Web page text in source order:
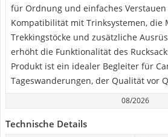
für Ordnung und einfaches
Kompatibilität mit Trinksystemen, die
Trekkingstöcke und zusätzliche
erhöht die Funktionalität des
Produkt ist ein idealer Begleiter für
Tageswanderungen, der Qualität vor
08/2026
Technische Details